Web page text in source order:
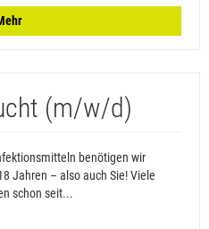
(m/w/d)
benötigen wir
Jahren – also auch Sie! Viele
schon seit...